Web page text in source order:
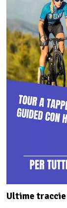
Ultime traccie